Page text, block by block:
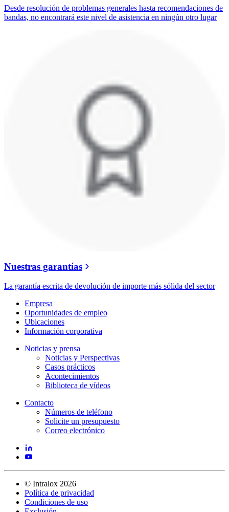
Desde resolución de problemas generales hasta recomendaciones de
bandas, no encontrará este nivel de asistencia en ningún otro lugar
Nuestras garantías
La garantía escrita de devolución de importe más sólida del sector
Empresa
Oportunidades de empleo
Ubicaciones
Información corporativa
Noticias y prensa
Noticias y Perspectivas
Casos prácticos
Acontecimientos
Biblioteca de vídeos
Contacto
Números de teléfono
Solicite un presupuesto
Correo electrónico
© Intralox 2026
Política de privacidad
Condiciones de uso